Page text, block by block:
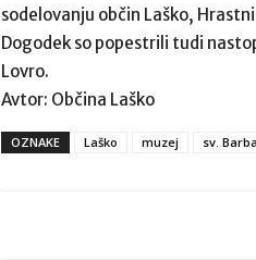
sodelovanju občin Laško,
Dogodek so popestrili tudi
Lovro.
Avtor: Občina Laško
OZNAKE Laško muzej sv.